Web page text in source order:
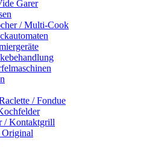
Garer
/ Multi-Cook
/ Fondue
/ Kontaktgrill
Original